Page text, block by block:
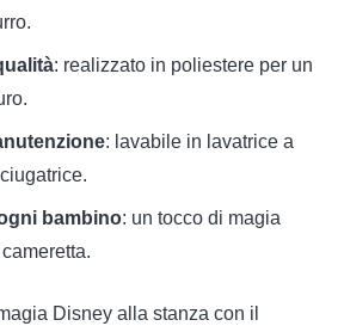
: realizzato in poliestere per un
: lavabile in lavatrice a
bambino: un tocco di magia
Disney alla stanza con il